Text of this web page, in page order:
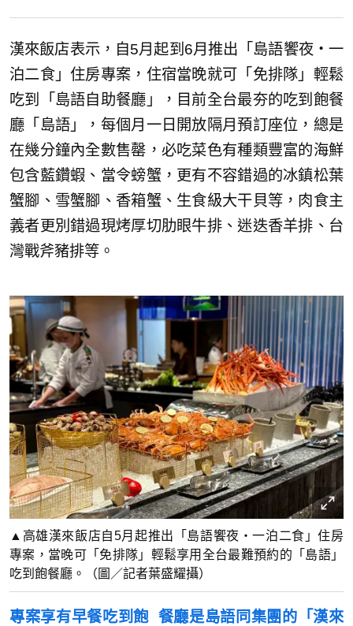
漢來飯店表示，自5月起到6月推出「島語饗夜・一
泊二食」住房專案，住宿當晚就可「免排隊」輕鬆
吃到「島語自助餐廳」，目前全台最夯的吃到飽餐
廳「島語」，每個月一日開放隔月預訂座位，總是
在幾分鐘內全數售罄，必吃菜色有種類豐富的海鮮
包含藍鑽蝦、當令螃蟹，更有不容錯過的冰鎮松葉
蟹腳、雪蟹腳、香箱蟹、生食級大干貝等，肉食主
義者更別錯過現烤厚切肋眼牛排、迷迭香羊排、台
灣戰斧豬排等。
▲高雄漢來飯店自5月起推出「島語饗夜・一泊二食」住房
專案，當晚可「免排隊」輕鬆享用全台最難預約的「島語」
吃到飽餐廳。（圖／記者葉盛耀攝）
專案享有早餐吃到飽 餐廳是島語同集團的「漢來